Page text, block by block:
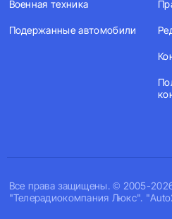
Все права защищены. © 2005-
"Телерадиокомпания Люкс".
Военная техника
Подержанные автомобили